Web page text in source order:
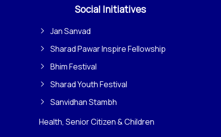
Social Initiatives
Jan Sanvad
Sharad Pawar Inspire Fellowship
Bhim Festival
Sharad Youth Festival
Sanvidhan Stambh
Health, Senior Citizen & Children